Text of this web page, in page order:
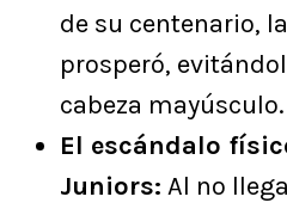
de su centenario,
prosperó,
cabeza mayúsculo.
El escándalo
Juniors: Al no